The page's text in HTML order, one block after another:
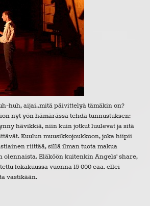
huh, aijai..mitä päivittelyä tämäkin on?
nyt yön hämärässä tehdä tunnustuksen:
hävikkiä, niin kuin jotkut luulevat ja sitä
Kuulun muusikkojoukkoon, joka hiipii
riittää, sillä ilman tuota makua
olennaista. Eläköön kuitenkin Angels' share,
lokakuussa vuonna 15 000 eaa. ellei
vastikään.